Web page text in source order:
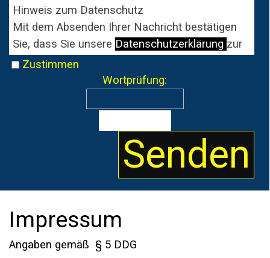
Hinweis zum Datenschutz
Mit dem Absenden Ihrer Nachricht bestätigen
Sie, dass Sie unsere Datenschutzerklärung zur
Kenntnis genommen haben und mit der
Verarbeitung Ihrer Daten zum Zweck der
Zustimmen
Wortprüfung:
Impressum
Angaben gemäß § 5 DDG